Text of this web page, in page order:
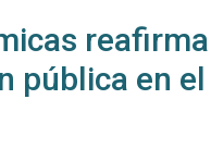
pública en